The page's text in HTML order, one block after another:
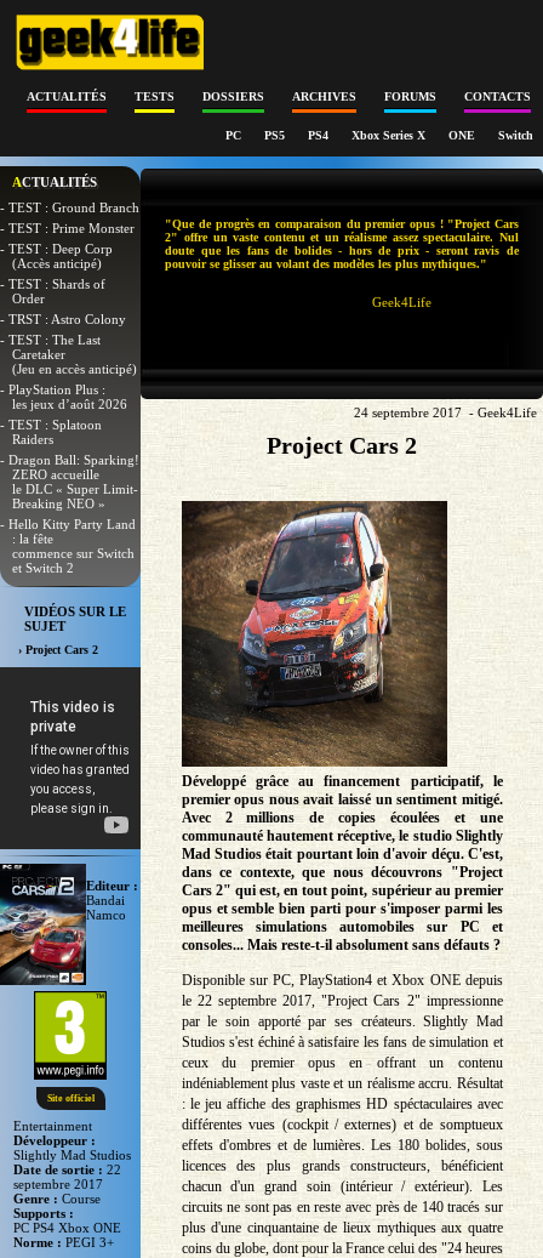
ACTUALITÉS TESTS DOSSIERS ARCHIVES FORUMS CONTACTS
PC PS5 PS4 Xbox Series X ONE Switch
ACTUALITÉS
- TEST : Ground Branch
- TEST : Prime Monster
- TEST : Deep Corp
(Accès anticipé)
- TEST : Shards of
Order
- TRST : Astro Colony
- TEST : The Last
Caretaker
(Jeu en accès anticipé)
- PlayStation Plus :
les jeux d’août 2026
- TEST : Splatoon
Raiders
- Dragon Ball: Sparking!
ZERO accueille
le DLC « Super Limit-
Breaking NEO »
- Hello Kitty Party Land
: la fête
commence sur Switch
et Switch 2
VIDÉOS SUR LE
SUJET
› Project Cars 2
Site officiel
Editeur :
Bandai
Namco
Entertainment
Développeur :
Slightly Mad Studios
Date de sortie :22
septembre 2017
Genre :Course
Supports :
PC PS4 Xbox ONE
Norme :PEGI 3+
"Que de progrès en comparaison du premier opus ! "Project Cars
2" offre un vaste contenu et un réalisme assez spectaculaire. Nul
doute que les fans de bolides - hors de prix - seront ravis de
pouvoir se glisser au volant des modèles les plus mythiques."
Geek4Life
24 septembre 2017 - Geek4Life
Project Cars 2
Développé grâce au financement participatif, le
premier opus nous avait laissé un sentiment mitigé.
Avec 2 millions de copies écoulées et une
communauté hautement réceptive, le studio Slightly
Mad Studios était pourtant loin d'avoir déçu. C'est,
dans ce contexte, que nous découvrons "Project
Cars 2" qui est, en tout point, supérieur au premier
opus et semble bien parti pour s'imposer parmi les
meilleures simulations automobiles sur PC et
consoles... Mais reste-t-il absolument sans défauts ?
Disponible sur PC, PlayStation4 et Xbox ONE depuis
le 22 septembre 2017, "Project Cars 2" impressionne
par le soin apporté par ses créateurs. Slightly Mad
Studios s'est échiné à satisfaire les fans de simulation et
ceux du premier opus en offrant un contenu
indéniablement plus vaste et un réalisme accru. Résultat
: le jeu affiche des graphismes HD spéctaculaires avec
différentes vues (cockpit / externes) et de somptueux
effets d'ombres et de lumières. Les 180 bolides, sous
licences des plus grands constructeurs, bénéficient
chacun d'un grand soin (intérieur / extérieur). Les
circuits ne sont pas en reste avec près de 140 tracés sur
plus d'une cinquantaine de lieux mythiques aux quatre
coins du globe, dont pour la France celui des "24 heures